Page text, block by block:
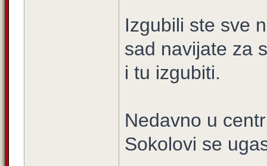
Izgubili ste sve
sad navijate za
i tu izgubiti.
Nedavno u
Sokolovi se